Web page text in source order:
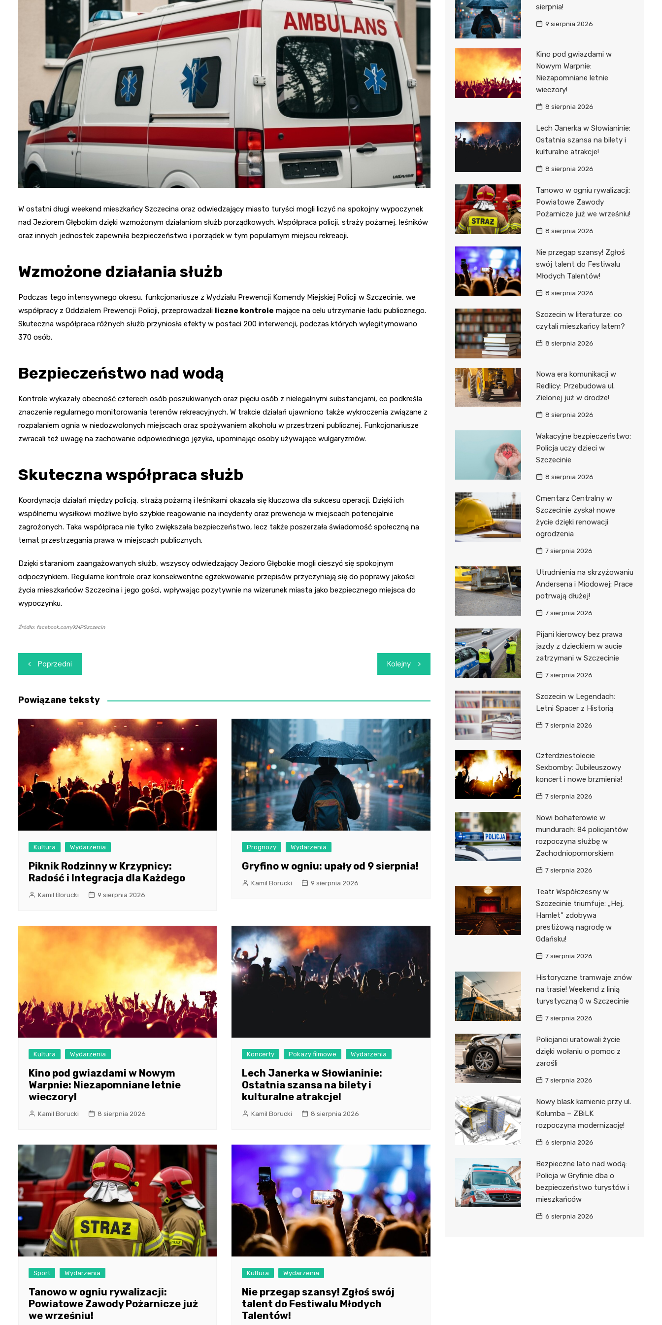
Sokołowskiego
Pomorskiej Akademii
Medycznej
Samodzielny Publiczny
Szpital Kliniczny nr 2
Specjalistyczny Szpital im.
Samodzielny Publiczny
Wojewódzki Szpital
Zespolony im. M.
Skłodowskiej-Curi
W ostatni długi weekend mieszkańcy Szczecina oraz odwiedzający miasto turyści mogli liczyć na spokojny wypoczynek
nad Jeziorem Głębokim dzięki wzmożonym działaniom służb porządkowych. Współpraca policji, straży pożarnej, leśników
oraz innych jednostek zapewniła bezpieczeństwo i porządek w tym popularnym miejscu rekreacji.
Wzmożone działania służb
Podczas tego intensywnego okresu, funkcjonariusze z Wydziału Prewencji Komendy Miejskiej Policji w Szczecinie, we
współpracy z Oddziałem Prewencji Policji, przeprowadzali liczne kontrole mające na celu utrzymanie ładu publicznego.
Skuteczna współpraca różnych służb przyniosła efekty w postaci 200 interwencji, podczas których wylegitymowano
370 osób.
Bezpieczeństwo nad wodą
Kontrole wykazały obecność czterech osób poszukiwanych oraz pięciu osób z nielegalnymi substancjami, co podkreśla
znaczenie regularnego monitorowania terenów rekreacyjnych. W trakcie działań ujawniono także wykroczenia związane z
rozpalaniem ognia w niedozwolonych miejscach oraz spożywaniem alkoholu w przestrzeni publicznej. Funkcjonariusze
zwracali też uwagę na zachowanie odpowiedniego języka, upominając osoby używające wulgaryzmów.
Skuteczna współpraca służb
Koordynacja działań między policją, strażą pożarną i leśnikami okazała się kluczowa dla sukcesu operacji. Dzięki ich
wspólnemu wysiłkowi możliwe było szybkie reagowanie na incydenty oraz prewencja w miejscach potencjalnie
zagrożonych. Taka współpraca nie tylko zwiększała bezpieczeństwo, lecz także poszerzała świadomość społeczną na
temat przestrzegania prawa w miejscach publicznych.
Dzięki staraniom zaangażowanych służb, wszyscy odwiedzający Jezioro Głębokie mogli cieszyć się spokojnym
odpoczynkiem. Regularne kontrole oraz konsekwentne egzekwowanie przepisów przyczyniają się do poprawy jakości
życia mieszkańców Szczecina i jego gości, wpływając pozytywnie na wizerunek miasta jako bezpiecznego miejsca do
wypoczynku.
Źródło: facebook.com/KMPSzczecin
Nawigacja
wpisu
Poprzedni Kolejny
Powiązane teksty
Kultura Wydarzenia
Piknik Rodzinny w Krzypnicy:
Radość i Integracja dla Każdego
Kamil Borucki 9 sierpnia 2026
Prognozy Wydarzenia
Gryfino w ogniu: upały od 9 sierpnia!
Kamil Borucki 9 sierpnia 2026
Kultura Wydarzenia
Kino pod gwiazdami w Nowym
Warpnie: Niezapomniane letnie
wieczory!
Kamil Borucki 8 sierpnia 2026
Koncerty Pokazy filmowe Wydarzenia
Lech Janerka w Słowianinie:
Ostatnia szansa na bilety i
kulturalne atrakcje!
Kamil Borucki 8 sierpnia 2026
Sport Wydarzenia
Tanowo w ogniu rywalizacji:
Powiatowe Zawody Pożarnicze już
we wrześniu!
Kultura Wydarzenia
Nie przegap szansy! Zgłoś swój
talent do Festiwalu Młodych
Talentów!
sierpnia!
9 sierpnia 2026
Kino pod gwiazdami w
Nowym Warpnie:
Niezapomniane letnie
wieczory!
8 sierpnia 2026
Lech Janerka w Słowianinie:
Ostatnia szansa na bilety i
kulturalne atrakcje!
8 sierpnia 2026
Tanowo w ogniu rywalizacji:
Powiatowe Zawody
Pożarnicze już we wrześniu!
8 sierpnia 2026
Nie przegap szansy! Zgłoś
swój talent do Festiwalu
Młodych Talentów!
8 sierpnia 2026
Szczecin w literaturze: co
czytali mieszkańcy latem?
8 sierpnia 2026
Nowa era komunikacji w
Redlicy: Przebudowa ul.
Zielonej już w drodze!
8 sierpnia 2026
Wakacyjne bezpieczeństwo:
Policja uczy dzieci w
Szczecinie
8 sierpnia 2026
Cmentarz Centralny w
Szczecinie zyskał nowe
życie dzięki renowacji
ogrodzenia
7 sierpnia 2026
Utrudnienia na skrzyżowaniu
Andersena i Miodowej: Prace
potrwają dłużej!
7 sierpnia 2026
Pijani kierowcy bez prawa
jazdy z dzieckiem w aucie
zatrzymani w Szczecinie
7 sierpnia 2026
Szczecin w Legendach:
Letni Spacer z Historią
7 sierpnia 2026
Czterdziestolecie
Sexbomby: Jubileuszowy
koncert i nowe brzmienia!
7 sierpnia 2026
Nowi bohaterowie w
mundurach: 84 policjantów
rozpoczyna służbę w
Zachodniopomorskiem
7 sierpnia 2026
Teatr Współczesny w
Szczecinie triumfuje: „Hej,
Hamlet” zdobywa
prestiżową nagrodę w
Gdańsku!
7 sierpnia 2026
Historyczne tramwaje znów
na trasie! Weekend z linią
turystyczną 0 w Szczecinie
7 sierpnia 2026
Policjanci uratowali życie
dzięki wołaniu o pomoc z
zarośli
7 sierpnia 2026
Nowy blask kamienic przy ul.
Kolumba – ZBiLK
rozpoczyna modernizację!
6 sierpnia 2026
Bezpieczne lato nad wodą:
Policja w Gryfinie dba o
bezpieczeństwo turystów i
mieszkańców
6 sierpnia 2026